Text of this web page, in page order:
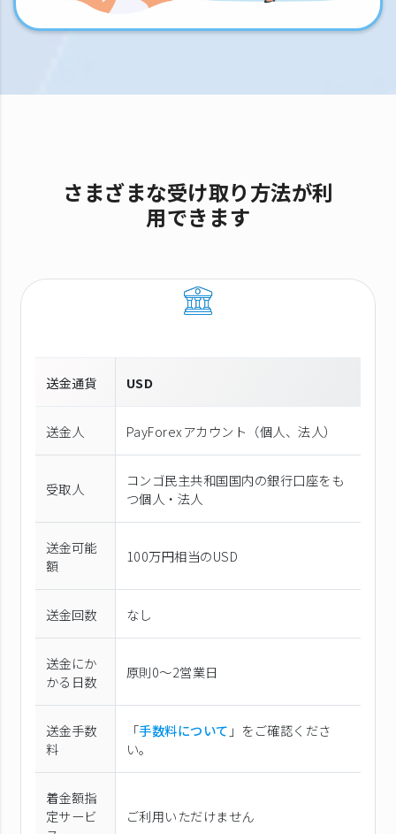
さまざまな受け取り方法が利
用できます
送金通貨 USD
送金人 PayForexアカウント（個⼈、法⼈）
受取人
コンゴ民主共和国国内の銀行口座をも
つ個人・法人
送金可能
額
100万円相当のUSD
送金回数 なし
送金にか
かる日数
原則0〜2営業日
送金手数
料
「手数料について 」をご確認くださ
い。
着金額指
定サービ
ご利用いただけません